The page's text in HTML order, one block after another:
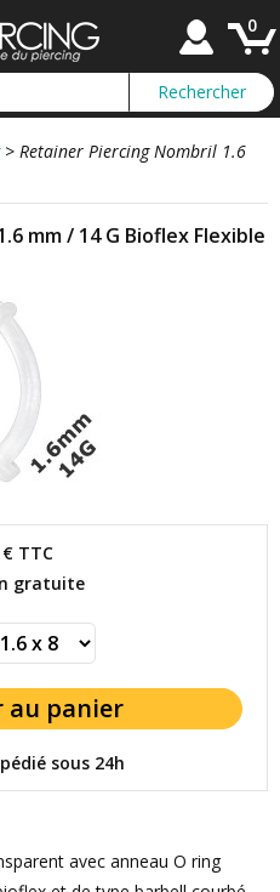
0
> Retainer Piercing Nombril 1.6
mm / 14 G Bioflex Flexible
€ TTC
gratuite
sous 24h
avec anneau O ring